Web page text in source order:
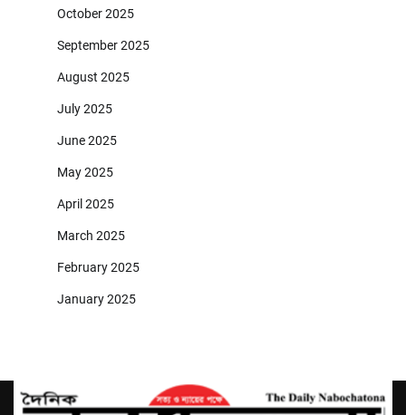
October 2025
September 2025
August 2025
July 2025
June 2025
May 2025
April 2025
March 2025
February 2025
January 2025